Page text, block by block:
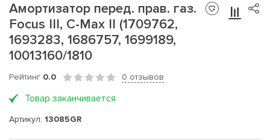
Амортизатор перед. прав. газ.
Focus III, C-Max II (1709762,
1693283, 1686757, 1699189,
10013160/1810
Рейтинг 0.0 0 отзывов
Товар заканчивается
Артикул: 13085GR